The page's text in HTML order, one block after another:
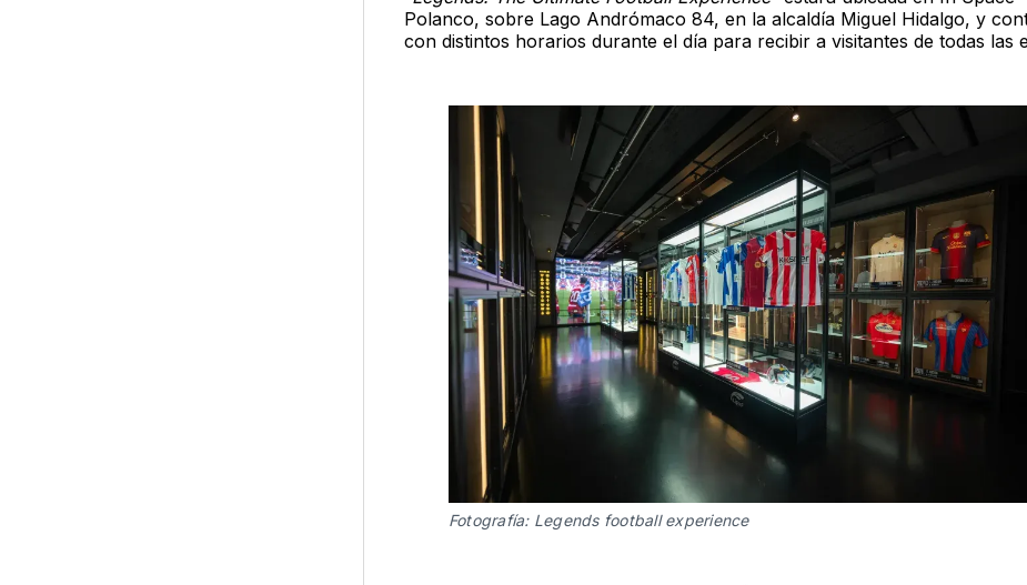
Polanco, sobre Lago Andrómaco 84, en la alcaldía Miguel Hidalgo, y
con distintos horarios durante el día para recibir a visitantes de todas las
Fotografía: Legends football experience